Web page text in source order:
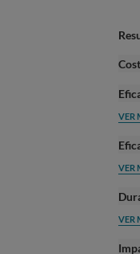
VER
VER
VER